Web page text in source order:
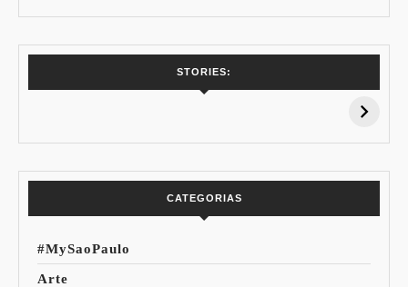
STORIES:
15% de
Pessoal: Os
CATEGORIAS
#MySaoPaulo
Arte